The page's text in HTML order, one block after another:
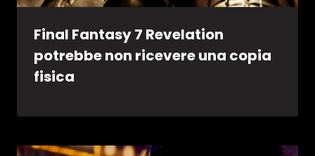
Final Fantasy 7 Revelation
potrebbe non ricevere una copia
fisica